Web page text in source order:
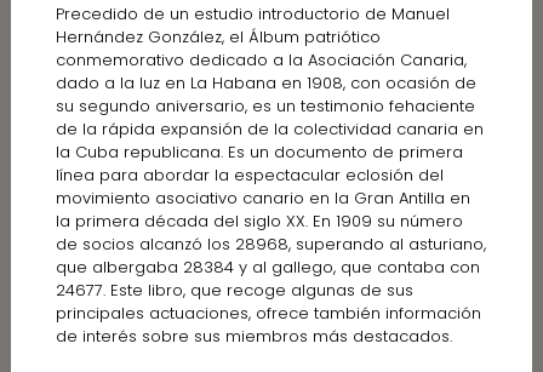
Precedido de un estudio introductorio de Manuel
Hernández González, el Álbum patriótico
conmemorativo dedicado a la Asociación Canaria,
dado a la luz en La Habana en 1908, con ocasión de
su segundo aniversario, es un testimonio fehaciente
de la rápida expansión de la colectividad canaria en
la Cuba republicana. Es un documento de primera
línea para abordar la espectacular eclosión del
movimiento asociativo canario en la Gran Antilla en
la primera década del siglo XX. En 1909 su número
de socios alcanzó los 28968, superando al asturiano,
que albergaba 28384 y al gallego, que contaba con
24677. Este libro, que recoge algunas de sus
principales actuaciones, ofrece también información
de interés sobre sus miembros más destacados.